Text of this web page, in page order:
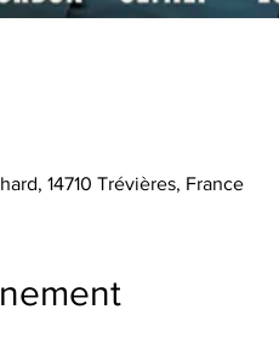
14710 Trévières, France